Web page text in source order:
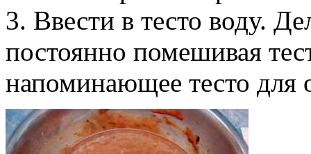
3. Ввести в тесто воду.
постоянно помешивая
напоминающее тесто для